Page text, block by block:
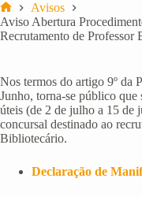
Início
Avisos
Aviso Abertura
Recrutamento de Professor
Nos termos do artigo 9º da
Junho, torna-se público que
úteis (de 2 de julho a 15 de
concursal destinado ao
Bibliotecário.
Declaração de